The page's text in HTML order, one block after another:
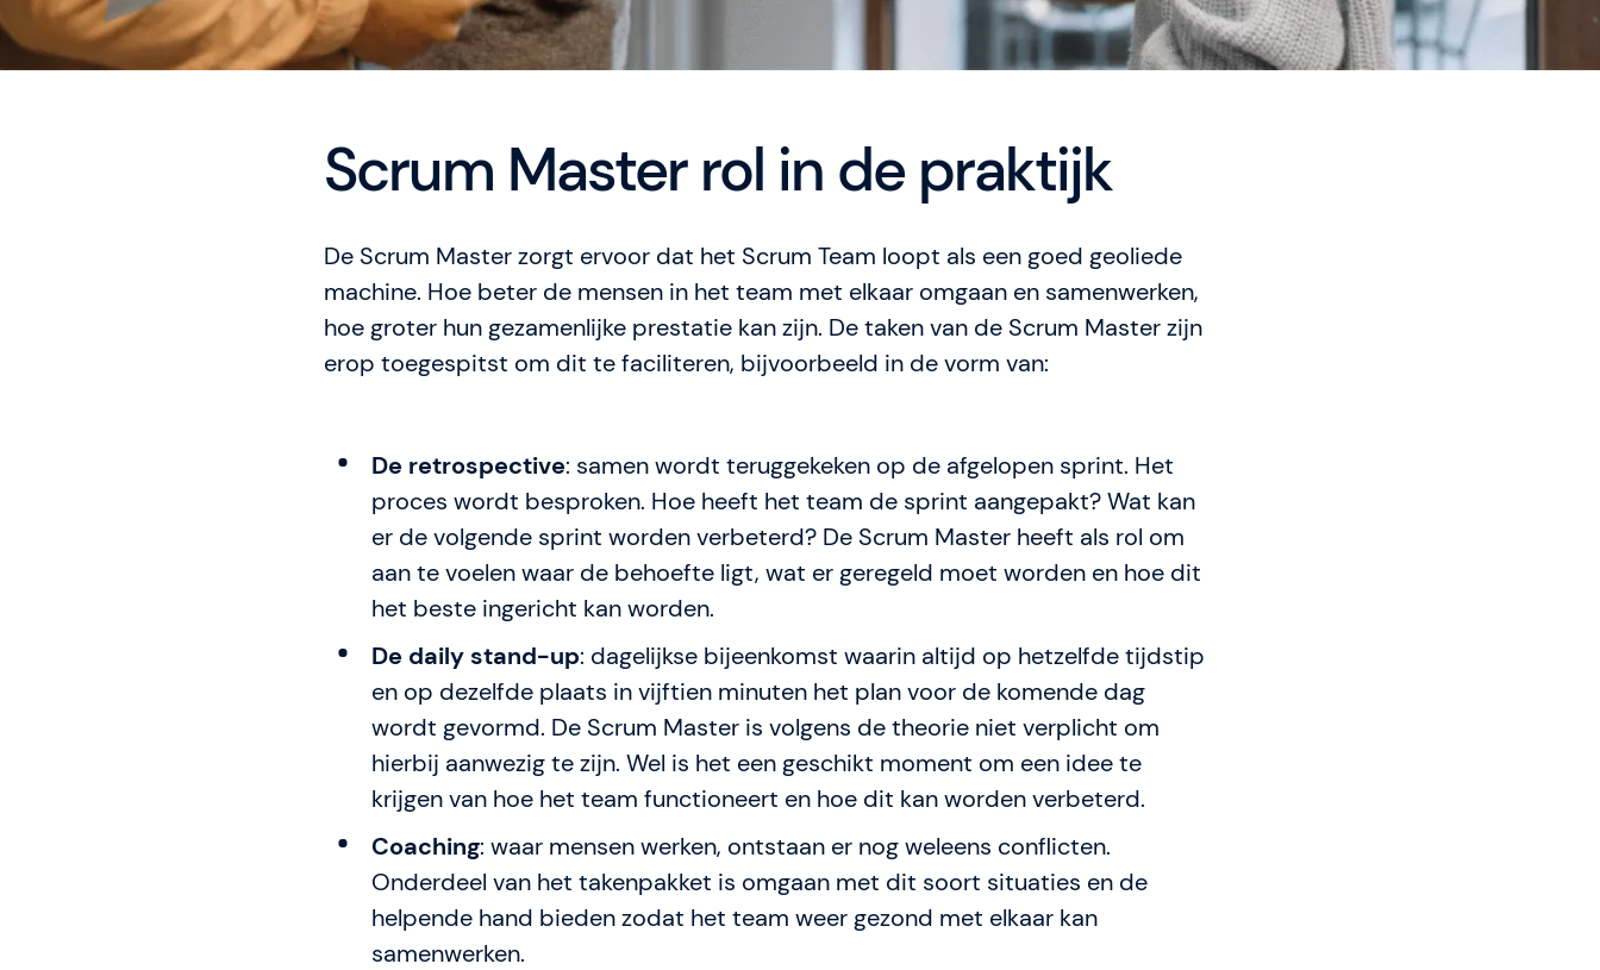
Scrum Master rol in de praktijk
De Scrum Master zorgt ervoor dat het Scrum Team loopt als een goed geoliede
machine. Hoe beter de mensen in het team met elkaar omgaan en samenwerken,
hoe groter hun gezamenlijke prestatie kan zijn. De taken van de Scrum Master zijn
erop toegespitst om dit te faciliteren, bijvoorbeeld in de vorm van:
De retrospective: samen wordt teruggekeken op de afgelopen sprint. Het
proces wordt besproken. Hoe heeft het team de sprint aangepakt? Wat kan
er de volgende sprint worden verbeterd? De Scrum Master heeft als rol om
aan te voelen waar de behoefte ligt, wat er geregeld moet worden en hoe dit
het beste ingericht kan worden.
De daily stand-up: dagelijkse bijeenkomst waarin altijd op hetzelfde tijdstip
en op dezelfde plaats in vijftien minuten het plan voor de komende dag
wordt gevormd. De Scrum Master is volgens de theorie niet verplicht om
hierbij aanwezig te zijn. Wel is het een geschikt moment om een idee te
krijgen van hoe het team functioneert en hoe dit kan worden verbeterd.
Coaching: waar mensen werken, ontstaan er nog weleens conflicten.
Onderdeel van het takenpakket is omgaan met dit soort situaties en de
helpende hand bieden zodat het team weer gezond met elkaar kan
samenwerken.